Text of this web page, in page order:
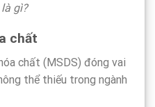
gì?
chất
chất (MSDS) đóng vai
thể thiếu trong ngành